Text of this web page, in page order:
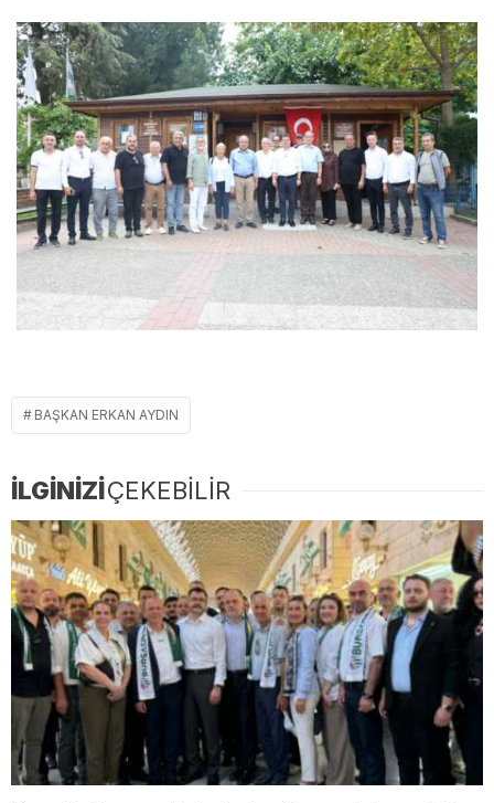
BAŞKAN ERKAN AYDIN
İLGİNİZİÇEKEBİLİR